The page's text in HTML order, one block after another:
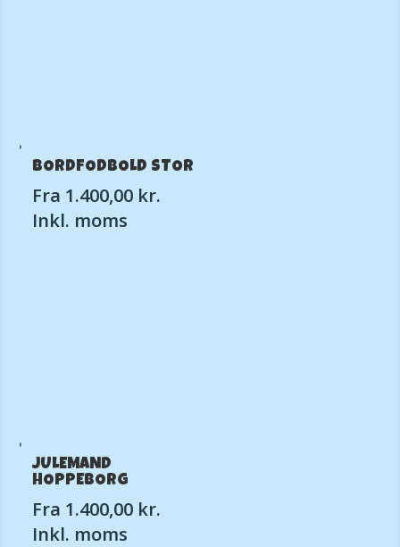
BORDFODBOLD STOR
Fra 1.400,00 kr.
Inkl. moms
JULEMAND
HOPPEBORG
Fra 1.400,00 kr.
Inkl. moms